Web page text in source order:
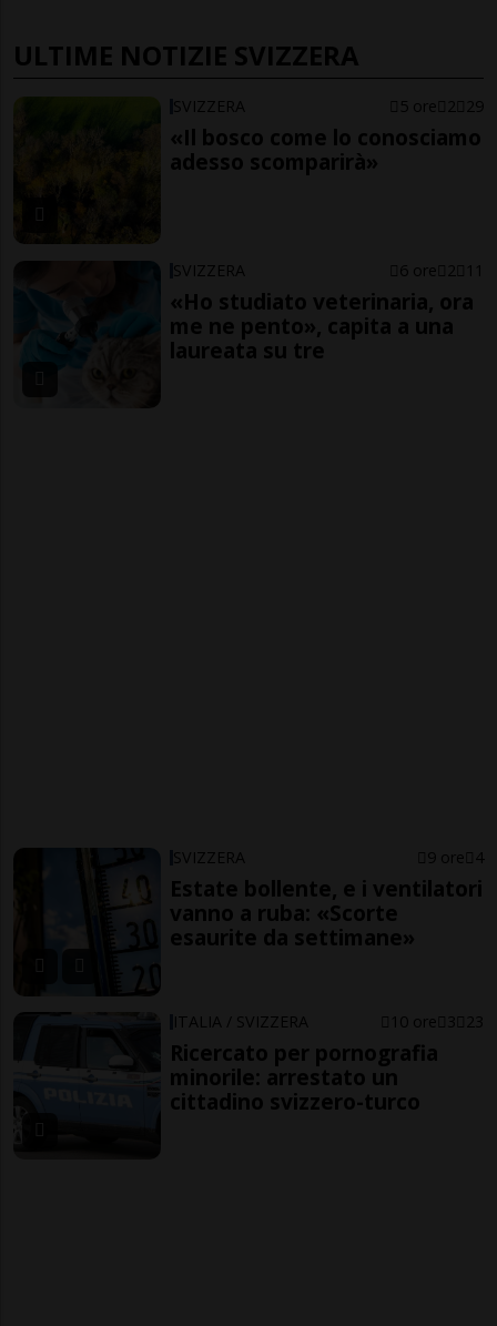
ULTIME NOTIZIE SVIZZERA
SVIZZERA 5 ore 2 29
«Il bosco come lo conosciamo
adesso scomparirà»
SVIZZERA 6 ore 2 11
«Ho studiato veterinaria, ora
me ne pento», capita a una
laureata su tre
SVIZZERA 9 ore 4
Estate bollente, e i ventilatori
vanno a ruba: «Scorte
esaurite da settimane»
ITALIA / SVIZZERA 10 ore 3 23
Ricercato per pornografia
minorile: arrestato un
cittadino svizzero-turco